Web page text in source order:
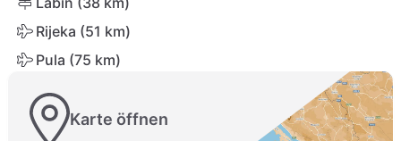
Rijeka (51 km)
Pula (75 km)
Karte öffnen